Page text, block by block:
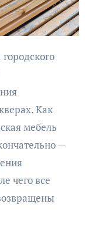
Как
мебель
—
чего все